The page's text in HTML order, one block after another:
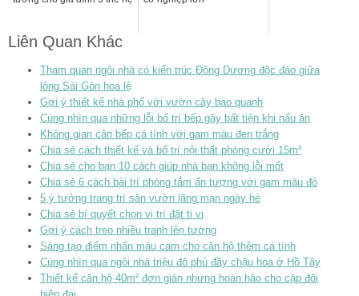
Liên Quan Khác
Tham quan ngôi nhà có kiến trúc Đông Dương độc đáo giữa
lòng Sài Gòn hoa lệ
Gợi ý thiết kế nhà phố với vườn cây bao quanh
Cùng nhìn qua những lỗi bố trí bếp gây bất tiện khi nấu ăn
Không gian căn bếp cá tính với gam màu đen trắng
Chia sẻ cách thiết kế và bố trí nội thất phòng cưới 15m²
Chia sẻ cho bạn 10 cách giúp nhà bạn không lỗi mốt
Chia sẻ 6 cách bài trí phòng tắm ấn tượng với gam màu đỏ
5 ý tưởng trang trí sân vườn lãng mạn ngày hè
Chia sẻ bí quyết chọn vị trí đặt ti vi
Gợi ý cách treo nhiều tranh lên tường
Sáng tạo điểm nhấn màu cam cho căn hộ thêm cá tính
Cùng nhìn qua ngôi nhà triệu đô phủ đầy chậu hoa ở Hồ Tây
Thiết kế căn hộ 40m² đơn giản nhưng hoàn hảo cho cặp đôi